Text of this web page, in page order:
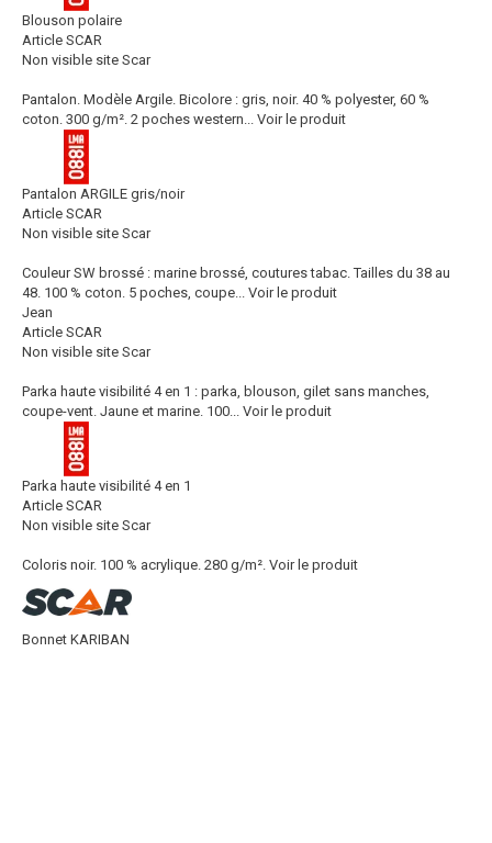
Blouson polaire
Article SCAR
Non visible site Scar
Pantalon. Modèle Argile. Bicolore : gris, noir. 40 % polyester, 60 %
coton. 300 g/m². 2 poches western...
Voir le produit
Pantalon ARGILE gris/noir
Article SCAR
Non visible site Scar
Couleur SW brossé : marine brossé, coutures tabac. Tailles du 38 au
48. 100 % coton. 5 poches, coupe...
Voir le produit
Jean
Article SCAR
Non visible site Scar
Parka haute visibilité 4 en 1 : parka, blouson, gilet sans manches,
coupe-vent. Jaune et marine. 100...
Voir le produit
Parka haute visibilité 4 en 1
Article SCAR
Non visible site Scar
Coloris noir. 100 % acrylique. 280 g/m². Voir le produit
Bonnet KARIBAN